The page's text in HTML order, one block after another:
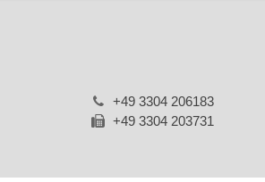
+49 3304 206183
+49 3304 203731